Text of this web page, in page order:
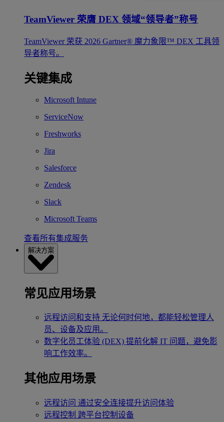
TeamViewer 荣膺 DEX 领域“领导者”称号
TeamViewer 荣获 2026 Gartner® 魔力象限™ DEX 工具领
导者称号。
关键集成
Microsoft Intune
ServiceNow
Freshworks
Jira
Salesforce
Zendesk
Slack
Microsoft Teams
查看所有集成服务
解决方案
常见应用场景
远程访问和支持 无论何时何地，都能轻松管理人
员、设备及应用。
数字化员工体验 (DEX) 提前化解 IT 问题，避免影
响工作效率。
其他应用场景
远程访问 通过安全连接提升访问体验
远程控制 跨平台控制设备